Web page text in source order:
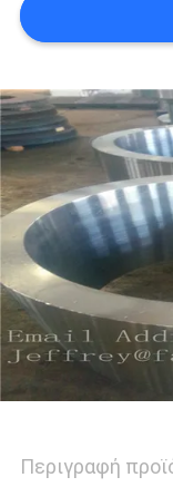
SITEMAP
PRIVACY
POLICY
Περιγραφή